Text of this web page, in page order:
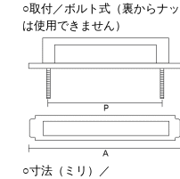
○取付／ボルト式（裏からナ
は使用できません）
○寸法（ミリ）／